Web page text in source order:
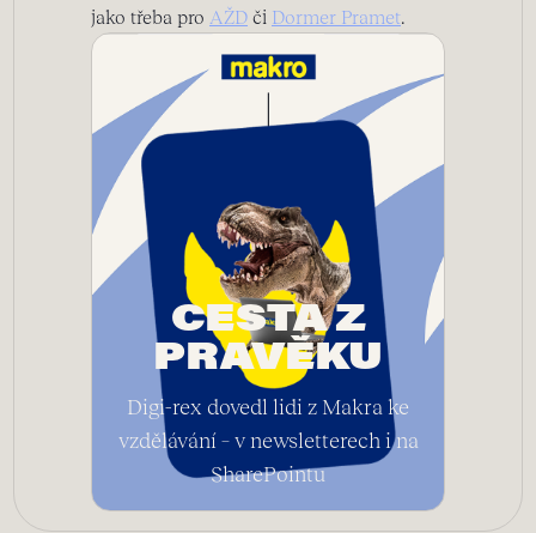
jako třeba pro AŽD či Dormer Pramet.
CESTA Z
PRAVĚKU
Digi-rex dovedl lidi z Makra ke
vzdělávání – v newsletterech i na
SharePointu